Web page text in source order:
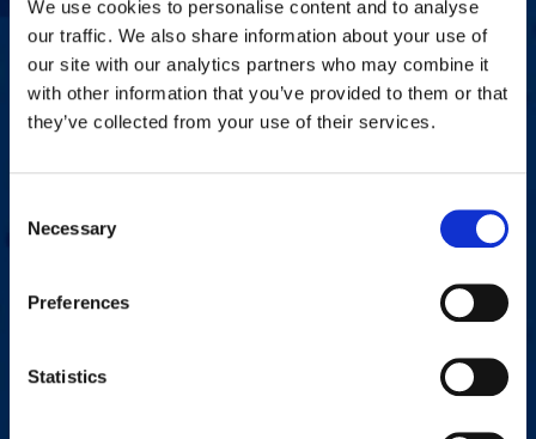
We use cookies to personalise content and to analyse
our traffic. We also share information about your use of
our site with our analytics partners who may combine it
with other information that you’ve provided to them or that
they’ve collected from your use of their services.
Selection
Necessary
Preferences
Statistics
Iniciemos una conversación
¿Tiene alguna pregunta, comentario o problema? Complete el
siguiente formulario y un representante local de Workplace
Correo*